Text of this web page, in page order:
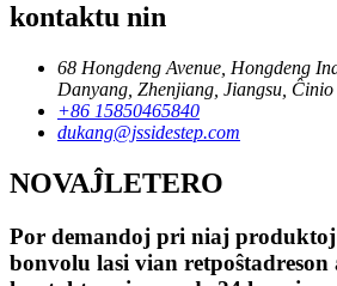
kontaktu nin
68 Hongdeng Avenue, Hongdeng
Danyang, Zhenjiang, Jiangsu, Ĉinio
+86 15850465840
dukang@jssidestep.com
NOVAĴLETERO
Por demandoj pri niaj produktoj
bonvolu lasi vian